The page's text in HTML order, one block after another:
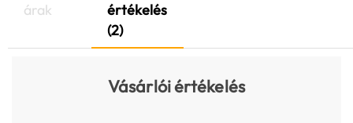
árak
értékelés
(2)
Vásárlói értékelés